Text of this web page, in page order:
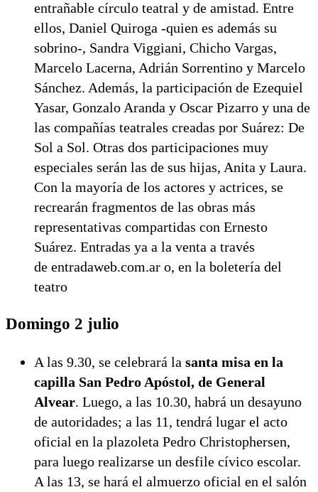
entrañable círculo teatral y de amistad. Entre
ellos, Daniel Quiroga -quien es además su
sobrino-, Sandra Viggiani, Chicho Vargas,
Marcelo Lacerna, Adrián Sorrentino y Marcelo
Sánchez. Además, la participación de Ezequiel
Yasar, Gonzalo Aranda y Oscar Pizarro y una de
las compañías teatrales creadas por Suárez: De
Sol a Sol. Otras dos participaciones muy
especiales serán las de sus hijas, Anita y Laura.
Con la mayoría de los actores y actrices, se
recrearán fragmentos de las obras más
representativas compartidas con Ernesto
Suárez. Entradas ya a la venta a través
de entradaweb.com.ar o, en la boletería del
teatro
Domingo 2 julio
A las 9.30, se celebrará la santa misa en la
capilla San Pedro Apóstol, de General
Alvear. Luego, a las 10.30, habrá un desayuno
de autoridades; a las 11, tendrá lugar el acto
oficial en la plazoleta Pedro Christophersen,
para luego realizarse un desfile cívico escolar.
A las 13, se hará el almuerzo oficial en el salón